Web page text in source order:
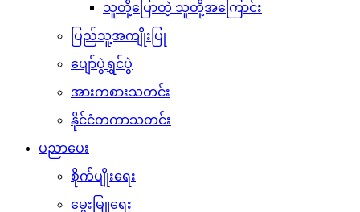
သူတို့ပြောတဲ့ သူတို့အကြောင်း
ပြည်သူ့အကျိုးပြု
ပျော်ပွဲရွှင်ပွဲ
အားကစားသတင်း
နိုင်ငံတကာသတင်း
ပညာပေး
စိုက်ပျိုးရေး
မွေးမြူရေး